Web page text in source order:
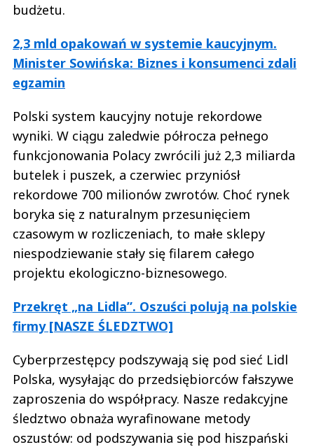
budżetu.
2,3 mld opakowań w systemie kaucyjnym.
Minister Sowińska: Biznes i konsumenci zdali
egzamin
Polski system kaucyjny notuje rekordowe
wyniki. W ciągu zaledwie półrocza pełnego
funkcjonowania Polacy zwrócili już 2,3 miliarda
butelek i puszek, a czerwiec przyniósł
rekordowe 700 milionów zwrotów. Choć rynek
boryka się z naturalnym przesunięciem
czasowym w rozliczeniach, to małe sklepy
niespodziewanie stały się filarem całego
projektu ekologiczno-biznesowego.
Przekręt „na Lidla”. Oszuści polują na polskie
firmy [NASZE ŚLEDZTWO]
Cyberprzestępcy podszywają się pod sieć Lidl
Polska, wysyłając do przedsiębiorców fałszywe
zaproszenia do współpracy. Nasze redakcyjne
śledztwo obnaża wyrafinowane metody
oszustów: od podszywania się pod hiszpański